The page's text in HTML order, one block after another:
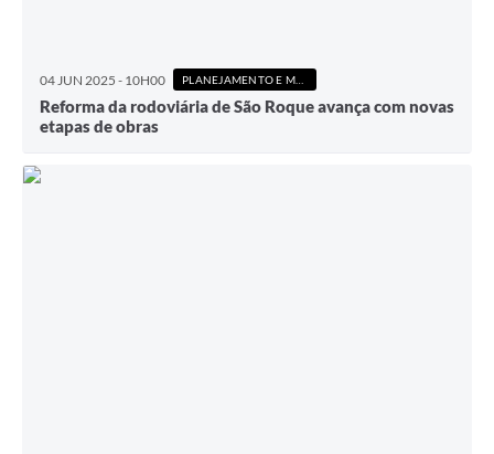
04 JUN 2025 - 10H00
Reforma da rodoviária de São Roque avança com novas
etapas de obras